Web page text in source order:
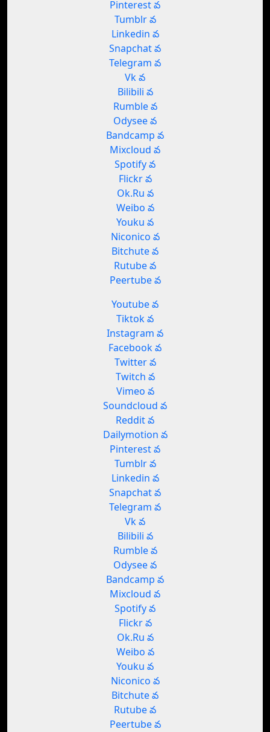
Pinterest వ
Tumblr వ
Linkedin వ
Snapchat వ
Telegram వ
Vk వ
Bilibili వ
Rumble వ
Odysee వ
Bandcamp వ
Mixcloud వ
Spotify వ
Flickr వ
Ok.Ru వ
Weibo వ
Youku వ
Niconico వ
Bitchute వ
Rutube వ
Peertube వ
Youtube వ
Tiktok వ
Instagram వ
Facebook వ
Twitter వ
Twitch వ
Vimeo వ
Soundcloud వ
Reddit వ
Dailymotion వ
Pinterest వ
Tumblr వ
Linkedin వ
Snapchat వ
Telegram వ
Vk వ
Bilibili వ
Rumble వ
Odysee వ
Bandcamp వ
Mixcloud వ
Spotify వ
Flickr వ
Ok.Ru వ
Weibo వ
Youku వ
Niconico వ
Bitchute వ
Rutube వ
Peertube వ